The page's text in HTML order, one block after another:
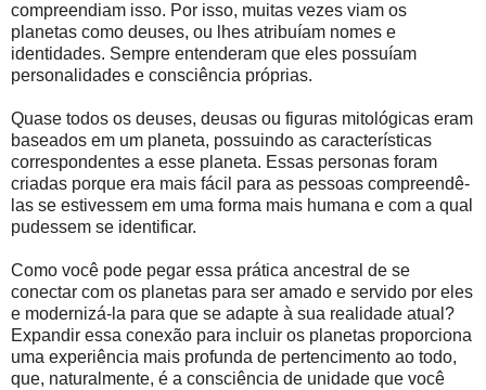
compreendiam isso. Por isso, muitas vezes viam os
planetas como deuses, ou lhes atribuíam nomes e
identidades. Sempre entenderam que eles possuíam
personalidades e consciência próprias.
Quase todos os deuses, deusas ou figuras mitológicas eram
baseados em um planeta, possuindo as características
correspondentes a esse planeta. Essas personas foram
criadas porque era mais fácil para as pessoas compreendê-
las se estivessem em uma forma mais humana e com a qual
pudessem se identificar.
Como você pode pegar essa prática ancestral de se
conectar com os planetas para ser amado e servido por eles
e modernizá-la para que se adapte à sua realidade atual?
Expandir essa conexão para incluir os planetas proporciona
uma experiência mais profunda de pertencimento ao todo,
que, naturalmente, é a consciência de unidade que você